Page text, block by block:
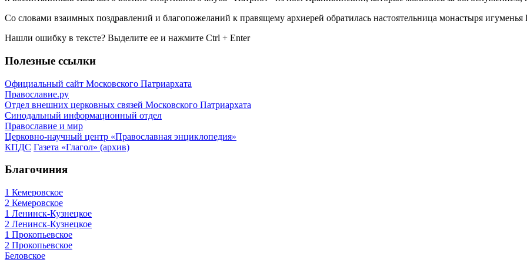
Со словами взаимных поздравлений и благопожеланий к правящему архиерей обратилась настоятельница монастыря игуменья
Нашли ошибку в тексте? Выделите ее и нажмите Ctrl + Enter
Полезные ссылки
Официальный сайт Московского Патриархата
Православие.ру
Отдел внешних церковных связей Московского Патриархата
Синодальный информационный отдел
Православие и мир
Церковно-научный центр «Православная энциклопедия»
КПДС Газета «Глагол» (архив)
Благочиния
1 Кемеровское
2 Кемеровское
1 Ленинск-Кузнецкое
2 Ленинск-Кузнецкое
1 Прокопьевское
2 Прокопьевское
Беловское